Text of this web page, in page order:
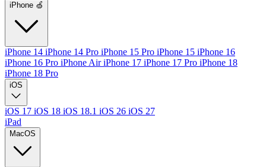
iPhone 🍏
iPhone 14 iPhone 14 Pro iPhone 15 Pro iPhone 15 iPhone 16
iPhone 16 Pro iPhone AiriPhone 17 iPhone 17 Pro iPhone 18
iPhone 18 Pro
iOS
iOS 17 iOS 18 iOS 18.1 iOS 26 iOS 27
iPad
MacOS